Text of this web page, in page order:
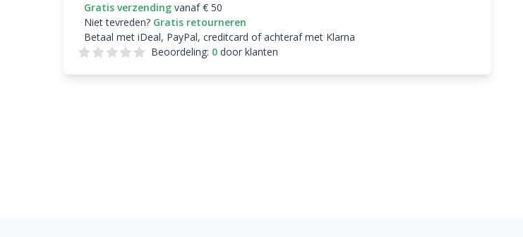
Gratis verzending vanaf € 50
Niet tevreden? Gratis retourneren
Betaal met iDeal, PayPal, creditcard of achteraf met Klarna
Beoordeling: 0door klanten